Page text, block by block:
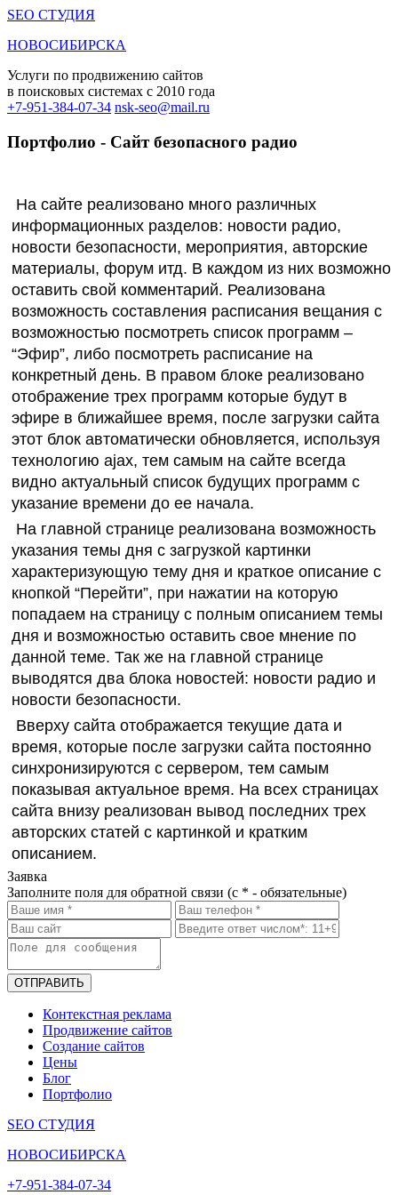
SEO СТУДИЯ
НОВОСИБИРСКА
Услуги по продвижению сайтов
в поисковых системах c 2010 года
+7-951-384-07-34 nsk-seo@mail.ru
Портфолио - Сайт безопасного радио
На сайте реализовано много различных
информационных разделов: новости радио,
новости безопасности, мероприятия, авторские
материалы, форум итд. В каждом из них возможно
оставить свой комментарий. Реализована
возможность составления расписания вещания с
возможностью посмотреть список программ –
“Эфир”, либо посмотреть расписание на
конкретный день. В правом блоке реализовано
отображение трех программ которые будут в
эфире в ближайшее время, после загрузки сайта
этот блок автоматически обновляется, используя
технологию ajax, тем самым на сайте всегда
видно актуальный список будущих программ с
указание времени до ее начала.
На главной странице реализована возможность
указания темы дня с загрузкой картинки
характеризующую тему дня и краткое описание с
кнопкой “Перейти”, при нажатии на которую
попадаем на страницу с полным описанием темы
дня и возможностью оставить свое мнение по
данной теме. Так же на главной странице
выводятся два блока новостей: новости радио и
новости безопасности.
Вверху сайта отображается текущие дата и
время, которые после загрузки сайта постоянно
синхронизируются с сервером, тем самым
показывая актуальное время. На всех страницах
сайта внизу реализован вывод последних трех
авторских статей с картинкой и кратким
описанием.
Заявка
Заполните поля для обратной связи (с * - обязательные)
ОТПРАВИТЬ
Контекстная реклама
Продвижение сайтов
Создание сайтов
Цены
Блог
Портфолио
SEO СТУДИЯ
НОВОСИБИРСКА
+7-951-384-07-34